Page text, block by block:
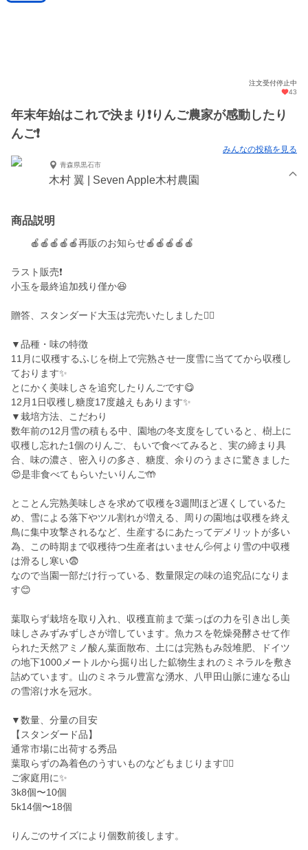
注文受付停止中
43
年末年始はこれで決まり❗️りんご農家が感動したり
んご❗️
みんなの投稿を見る
青森県黒石市
木村 翼 | Seven Apple木村農園
商品説明
🍎🍎🍎🍎🍎再販のお知らせ🍎🍎🍎🍎🍎
ラスト販売❗️
小玉を最終追加残り僅か😆
贈答、スタンダード大玉は完売いたしました🙇‍♀️
▼品種・味の特徴
11月に収穫するふじを樹上で完熟させ一度雪に当ててから収穫し
ております✨
とにかく美味しさを追究したりんごです😋
12月1日収穫し糖度17度越えもあります✨
▼栽培方法、こだわり
数年前の12月雪の積もる中、園地の冬支度をしていると、樹上に
収穫し忘れた1個のりんご、もいで食べてみると、実の締まり具
合、味の濃さ、密入りの多さ、糖度、余りのうまさに驚きました
😍是非食べてもらいたいりんご🤲
とことん完熟美味しさを求めて収穫を3週間ほど遅くしているた
め、雪による落下やツル割れが増える、周りの園地は収穫を終え
鳥に集中攻撃されるなど、生産するにあたってデメリットが多い
為、この時期まで収穫待つ生産者はいません💦何より雪の中収穫
は滑るし寒い😨
なので当園一部だけ行っている、数量限定の味の追究品になりま
す😊
葉取らず栽培を取り入れ、収穫直前まで葉っぱの力を引き出し美
味しさみずみずしさが増しています。魚カスを乾燥発酵させて作
られた天然アミノ酸ん葉面散布、土には完熟もみ殻堆肥、ドイツ
の地下1000メートルから掘り出した鉱物生まれのミネラルを敷き
詰めています。山のミネラル豊富な湧水、八甲田山脈に連なる山
の雪溶け水を冠水。
▼数量、分量の目安
【スタンダード品】
通常市場に出荷する秀品
葉取らずの為着色のうすいものなどもまじります🙇‍♀️
ご家庭用に✨
3k8個〜10個
5k14個〜18個
りんごのサイズにより個数前後します。